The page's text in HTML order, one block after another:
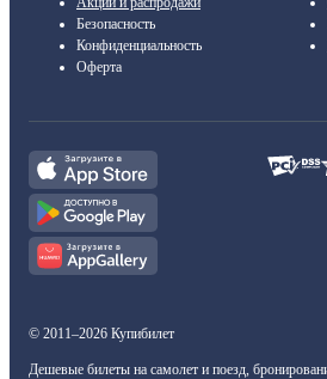
Безопасность
Конфиденциальность
Оферта
© 2011–2026 Купибилет
Дешевые билеты на самолет и поезд,